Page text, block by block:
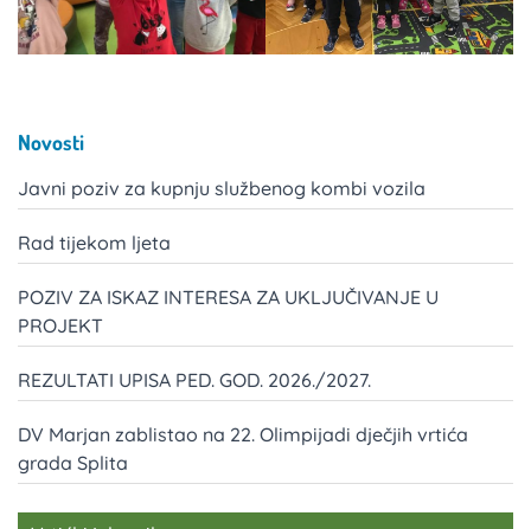
Novosti
Javni poziv za kupnju službenog kombi vozila
Rad tijekom ljeta
POZIV ZA ISKAZ INTERESA ZA UKLJUČIVANJE U
PROJEKT
REZULTATI UPISA PED. GOD. 2026./2027.
DV Marjan zablistao na 22. Olimpijadi dječjih vrtića
grada Splita